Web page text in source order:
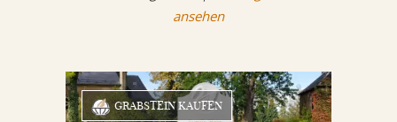
ansehen
GRABSTEIN KAUFEN